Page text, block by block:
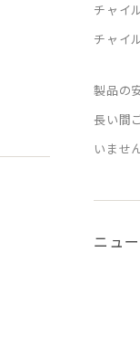
チャイ
チャイ
製品の
長い間
いませ
ニュ